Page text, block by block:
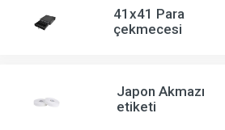
41x41 Para
çekmecesi
Japon Akmazı
etiketi